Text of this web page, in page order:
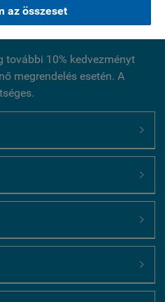
az összeset
küldése
további 10% kedvezményt
megrendelés esetén. A



